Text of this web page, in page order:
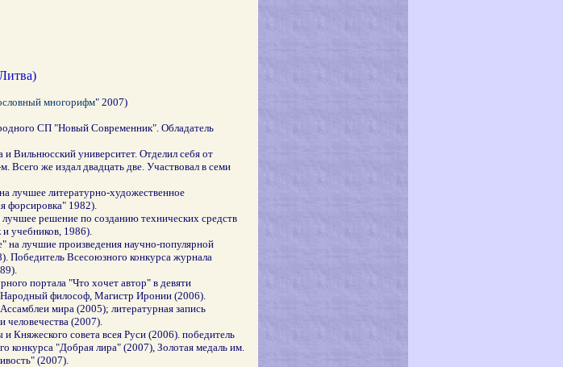
многорифм" 2007)
СП "Новый Современник". Обладатель
Вильнюсский университет. Отделил себя от
Всего же издал двадцать две. Участвовал в семи
лучшее литературно-художественное
форсировка" 1982).
решение по созданию технических средств
и учебников, 1986).
лучшие произведения научно-популярной
Победитель Всесоюзного конкурса журнала
портала "Что хочет автор" в девяти
Народный философ, Магистр Иронии (2006).
мира (2005); литературная запись
человечества (2007).
Княжеского совета всея Руси (2006). победитель
конкурса "Добрая лира" (2007), Золотая медаль им.
(2007).